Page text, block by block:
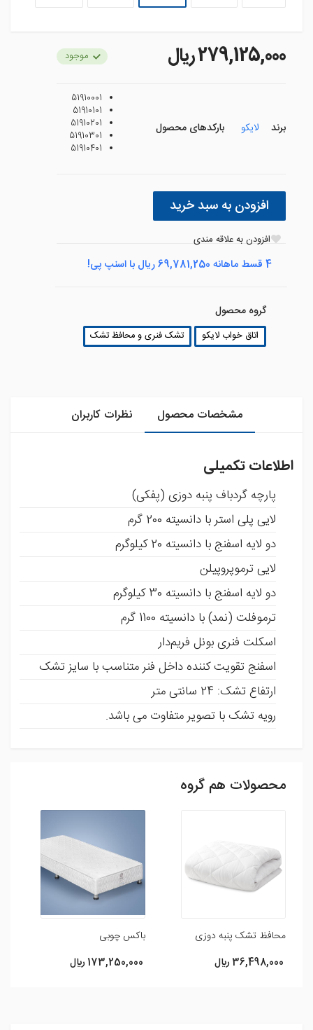
279,125,000 ريال موجود
برند لایکو بارکدهای محصول
51910001
51910101
51910201
51910301
51910401
افزودن به سبد خرید
افزودن به علاقه مندی
4 قسط ماهانه 69,781,250 ریال با اسنپ پی!
گروه محصول
اتاق خواب لایکو تشک فنری و محافظ تشک
مشخصات محصول نظرات کاربران
اطلاعات تکمیلی
پارچه گردباف پنبه دوزی (پفکی)
لایی پلی استر با دانسیته 200 گرم
دو لایه اسفنج با دانسیته 20 کیلوگرم
لایی ترموپروپیلن
دو لایه اسفنج با دانسیته 30 کیلوگرم
ترموفلت (نمد) با دانسیته 1100 گرم
اسکلت فنری بونل فریم‌دار
اسفنج تقویت کننده داخل فنر متناسب با سایز تشک
ارتفاع تشک: 24 سانتی متر
رویه تشک با تصویر متفاوت می باشد.
ثبت نظر
یاری رسانید .
افزودن نظر
محصولات هم گروه
محافظ تشک پنبه دوزی
36,498,000 ريال
باکس چوبی
173,250,000 ريال